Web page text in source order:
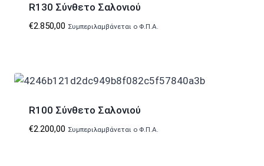
R130 Σύνθετο Σαλονιού
€2.850,00 Συμπεριλαμβάνεται ο Φ.Π.Α.
R100 Σύνθετο Σαλονιού
€2.200,00 Συμπεριλαμβάνεται ο Φ.Π.Α.